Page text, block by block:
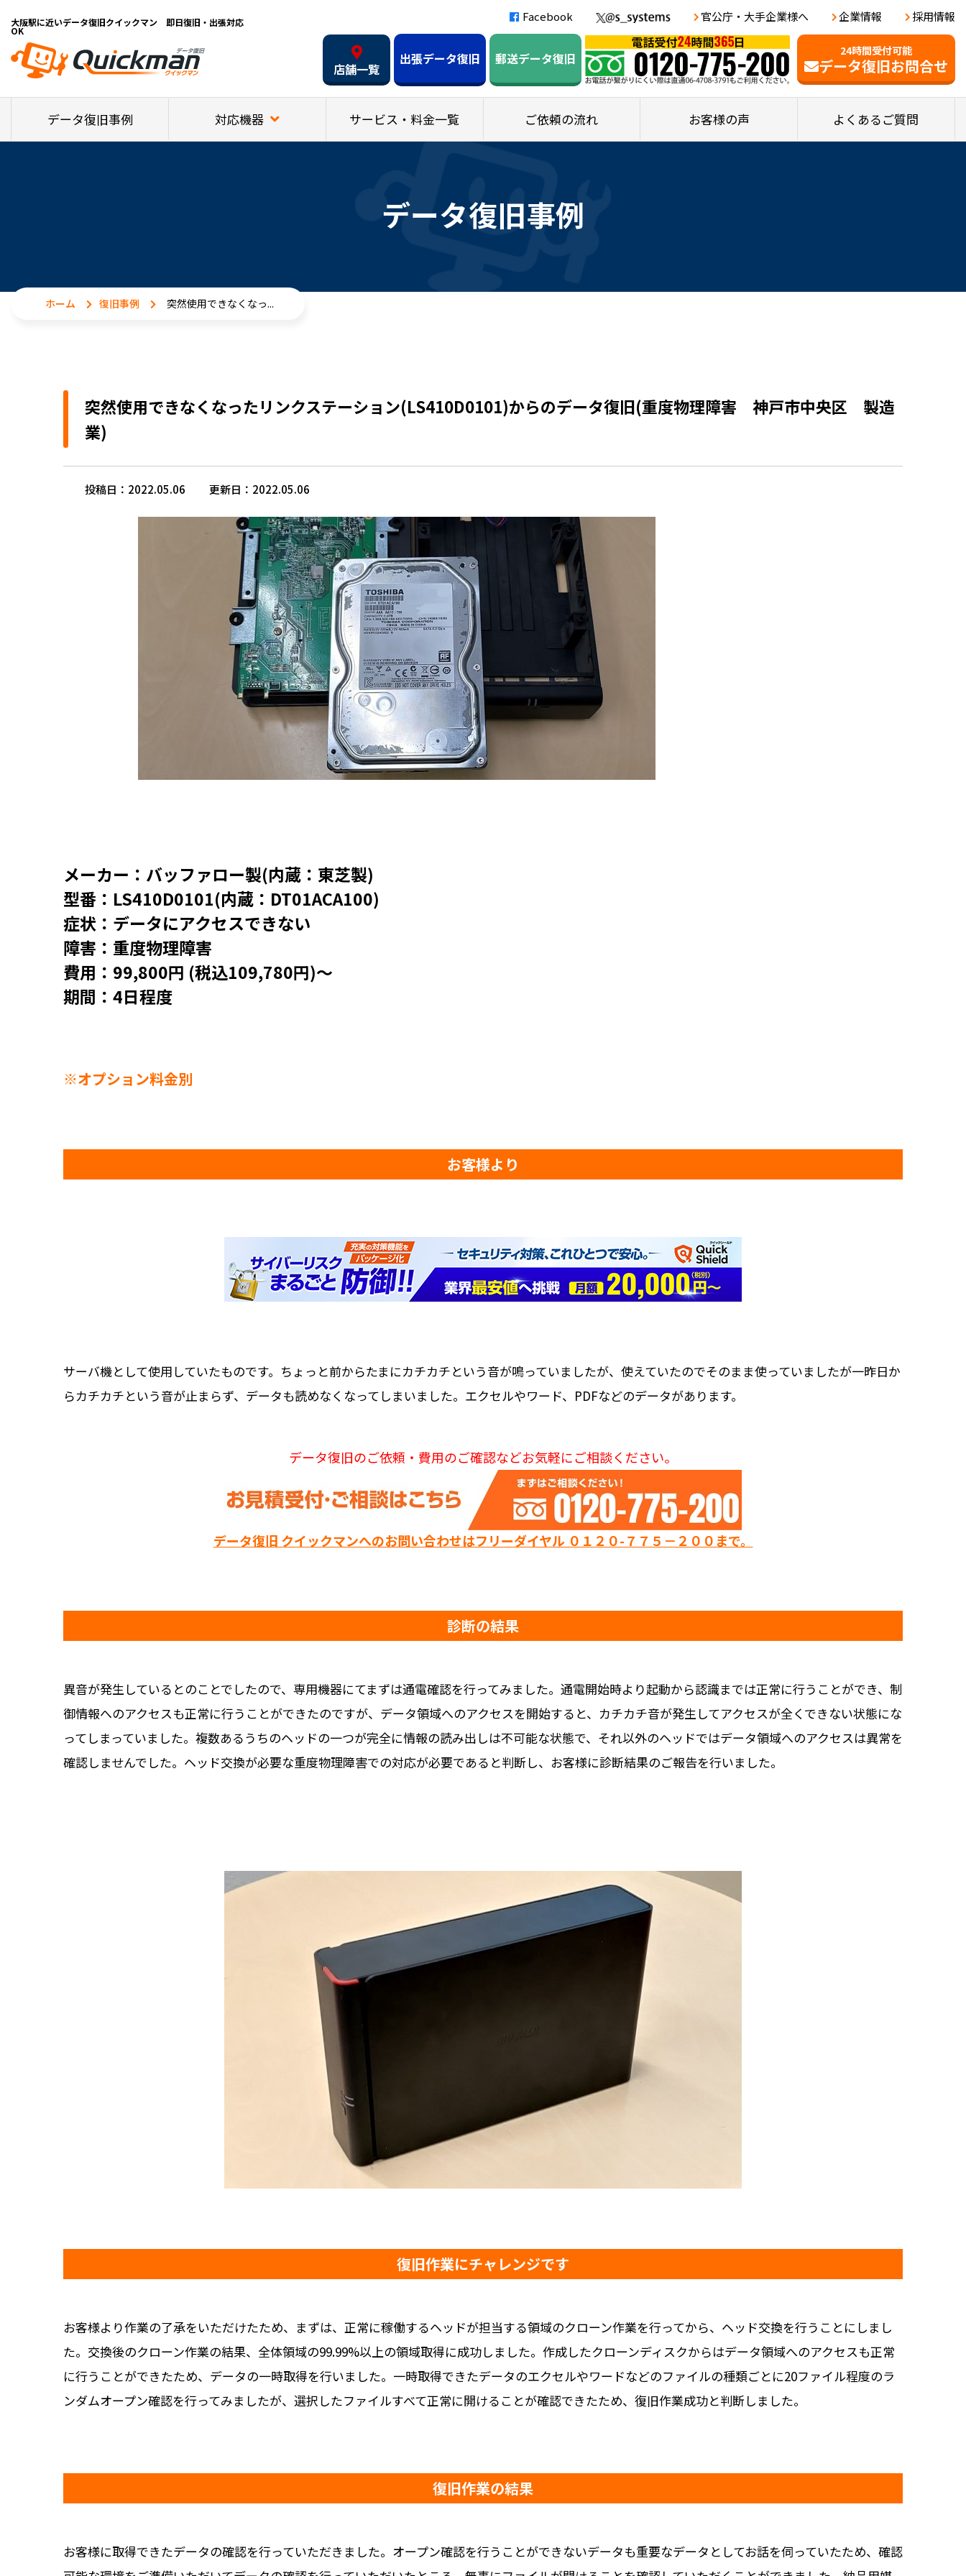
大阪駅に近いデータ復旧クイックマン 即日復旧・出張対応
OK
Facebook 官公庁・大手企業様へ 企業情報 採用情報
24時間受付可能
データ復旧お問合せ
店舗一覧
出張データ復旧 郵送データ復旧
データ復旧事例 対応機器 サービス・料金一覧 ご依頼の流れ お客様の声 よくあるご質問
データ復旧事例
ホーム 復旧事例 突然使用できなくなっ...
突然使用できなくなったリンクステーション(LS410D0101)からのデータ復旧(重度物理障害 神戸市中央区 製造
業)
投稿日：2022.05.06 更新日：2022.05.06
メーカー：バッファロー製(内蔵：東芝製)
型番：LS410D0101(内蔵：DT01ACA100)
症状：データにアクセスできない
障害：重度物理障害
費用：99,800円 (税込109,780円)～
期間：4日程度
※オプション料金別
お客様より
サーバ機として使用していたものです。ちょっと前からたまにカチカチという音が鳴っていましたが、使えていたのでそのまま使っていましたが一昨日か
らカチカチという音が止まらず、データも読めなくなってしまいました。エクセルやワード、PDFなどのデータがあります。
データ復旧のご依頼・費用のご確認などお気軽にご相談ください。
データ復旧 クイックマンへのお問い合わせはフリーダイヤル ０１２０-７７５－２００まで。
診断の結果
異音が発生しているとのことでしたので、専用機器にてまずは通電確認を行ってみました。通電開始時より起動から認識までは正常に行うことができ、制
御情報へのアクセスも正常に行うことができたのですが、データ領域へのアクセスを開始すると、カチカチ音が発生してアクセスが全くできない状態にな
ってしまっていました。複数あるうちのヘッドの一つが完全に情報の読み出しは不可能な状態で、それ以外のヘッドではデータ領域へのアクセスは異常を
確認しませんでした。ヘッド交換が必要な重度物理障害での対応が必要であると判断し、お客様に診断結果のご報告を行いました。
復旧作業にチャレンジです
お客様より作業の了承をいただけたため、まずは、正常に稼働するヘッドが担当する領域のクローン作業を行ってから、ヘッド交換を行うことにしまし
た。交換後のクローン作業の結果、全体領域の99.99%以上の領域取得に成功しました。作成したクローンディスクからはデータ領域へのアクセスも正常
に行うことができたため、データの一時取得を行いました。一時取得できたデータのエクセルやワードなどのファイルの種類ごとに20ファイル程度のラ
ンダムオープン確認を行ってみましたが、選択したファイルすべて正常に開けることが確認できたため、復旧作業成功と判断しました。
復旧作業の結果
お客様に取得できたデータの確認を行っていただきました。オープン確認を行うことができないデータも重要なデータとしてお話を伺っていたため、確認